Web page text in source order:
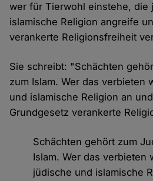
wer für Tierwohl einstehe, die
islamische Religion angreife
verankerte Religionsfreiheit
Sie schreibt: "Schächten
zum Islam. Wer das verbieten
und islamische Religion an
Grundgesetz verankerte
Schächten gehört zum
Islam. Wer das verbieten
jüdische und islamische